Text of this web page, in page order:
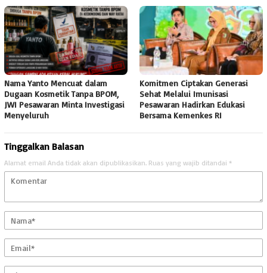
Nama Yanto Mencuat dalam
Dugaan Kosmetik Tanpa BPOM,
JWI Pesawaran Minta Investigasi
Menyeluruh
Komitmen Ciptakan Generasi
Sehat Melalui Imunisasi
Pesawaran Hadirkan Edukasi
Bersama Kemenkes RI
Tinggalkan Balasan
Alamat email Anda tidak akan dipublikasikan. Ruas yang wajib ditandai *